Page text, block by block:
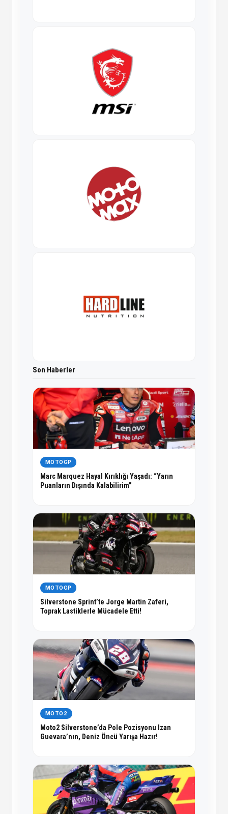
Son Haberler
MOTOGP
Marc Marquez Hayal Kırıklığı Yaşadı: “Yarın
Puanların Dışında Kalabilirim”
MOTOGP
Silverstone Sprint’te Jorge Martin Zaferi,
Toprak Lastiklerle Mücadele Etti!
MOTO2
Moto2 Silverstone’da Pole Pozisyonu Izan
Guevara’nın, Deniz Öncü Yarışa Hazır!